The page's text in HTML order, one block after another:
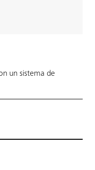
un sistema de